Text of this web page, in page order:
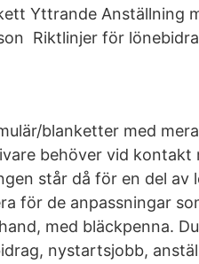
Yttrande Anställning
Riktlinjer för
blanketter med
behöver vid kontakt
står då för en del av
för de anpassningar
med bläckpenna.
nystartsjobb,